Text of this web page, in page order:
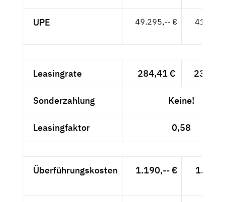
UPE 49.295,-- €
Leasingrate 284,41 € 239,--
Sonderzahlung Keine!
Leasingfaktor 0,58
Überführungskosten 1.190,-- €